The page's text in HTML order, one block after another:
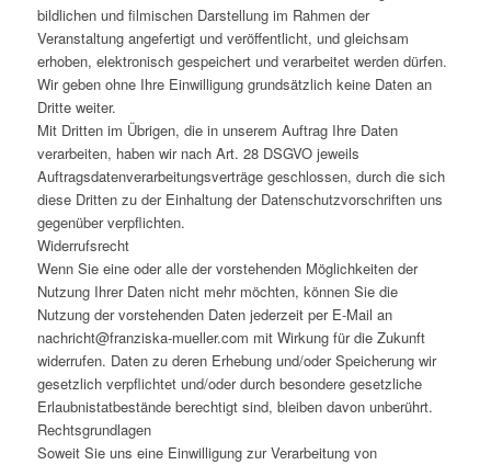
bildlichen und filmischen Darstellung im Rahmen der
Veranstaltung angefertigt und veröffentlicht, und gleichsam
erhoben, elektronisch gespeichert und verarbeitet werden dürfen.
Wir geben ohne Ihre Einwilligung grundsätzlich keine Daten an
Dritte weiter.
Mit Dritten im Übrigen, die in unserem Auftrag Ihre Daten
verarbeiten, haben wir nach Art. 28 DSGVO jeweils
Auftragsdatenverarbeitungsverträge geschlossen, durch die sich
diese Dritten zu der Einhaltung der Datenschutzvorschriften uns
gegenüber verpflichten.
Widerrufsrecht
Wenn Sie eine oder alle der vorstehenden Möglichkeiten der
Nutzung Ihrer Daten nicht mehr möchten, können Sie die
Nutzung der vorstehenden Daten jederzeit per E-Mail an
nachricht@franziska-mueller.com mit Wirkung für die Zukunft
widerrufen. Daten zu deren Erhebung und/oder Speicherung wir
gesetzlich verpflichtet und/oder durch besondere gesetzliche
Erlaubnistatbestände berechtigt sind, bleiben davon unberührt.
Rechtsgrundlagen
Soweit Sie uns eine Einwilligung zur Verarbeitung von